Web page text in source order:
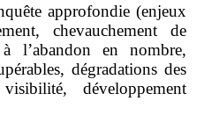
approfondie (enjeux
chevauchement de
à l’abandon en nombre,
dégradations des
développement